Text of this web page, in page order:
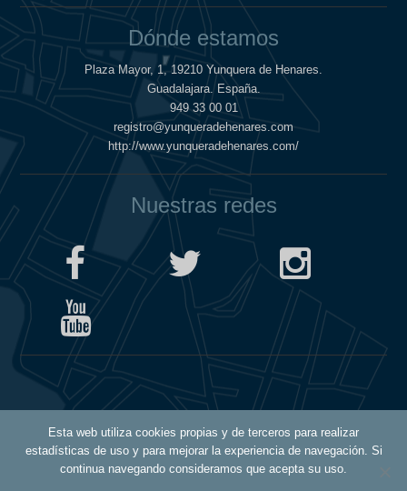
Esta web utiliza cookies propias y de terceros para realizar
estadísticas de uso y para mejorar la experiencia de navegación. Si
continua navegando consideramos que acepta su uso.
Dónde estamos
Plaza Mayor, 1, 19210 Yunquera de Henares.
Guadalajara. España.
949 33 00 01
registro@yunqueradehenares.com
http://www.yunqueradehenares.com/
Nuestras redes
Política de Cookies
Política de Privacidad
Aviso Legal